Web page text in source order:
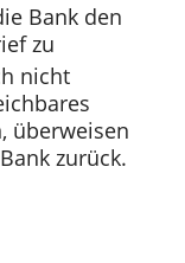
Bank den
zu
nicht
überweisen
zurück.